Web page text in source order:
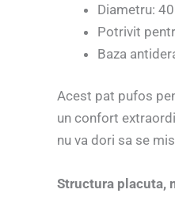
Diametru:
Potrivit
Baza
Acest pat pufos
un confort
nu va dori sa se
Structura placuta,